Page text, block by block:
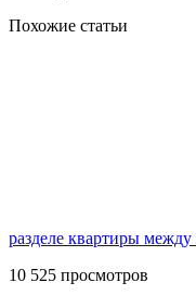
Похожие статьи
разделе квартиры
10 525 просмотров